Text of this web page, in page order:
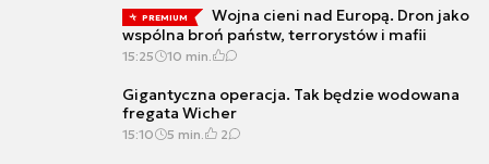
PREMIUM
Wojna cieni nad Europą. Dron jako
wspólna broń państw, terrorystów i mafii
15:25 10 min.
Gigantyczna operacja. Tak będzie wodowana
fregata Wicher
15:10 5 min. 2